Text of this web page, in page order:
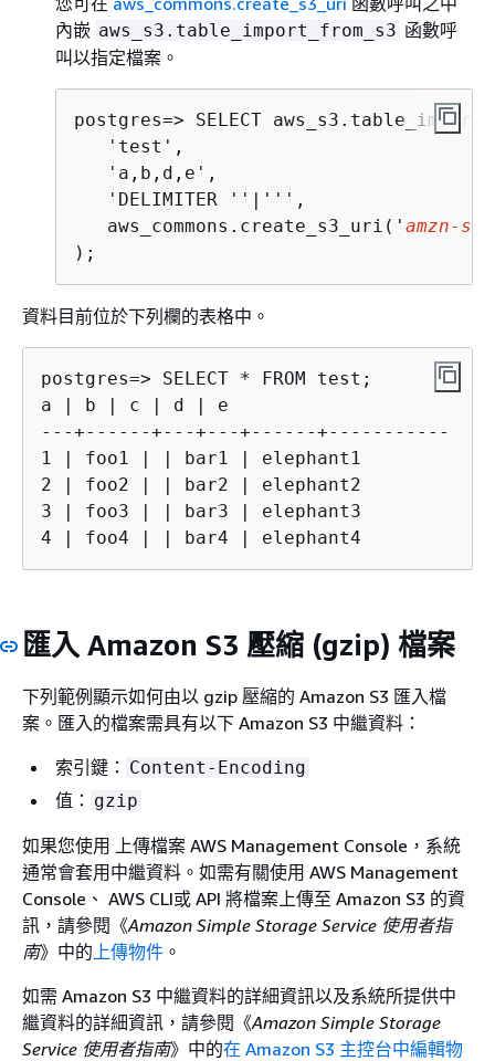
內嵌 aws_s3.table_import_from_s3 函數呼
叫以指定檔案。
postgres=> SELECT
   'test',
   'a,b,d,e',
   'DELIMITER ''|''',
   aws_commons.create_s3_uri('
amzn-
);
資料目前位於下列欄的表格中。
postgres=>
a | b | c | d | e
---+------+---+---+------+-----------
1 | foo1 | | bar1 | elephant1
2 | foo2 | | bar2 | elephant2
3 | foo3 | | bar3 | elephant3
4 | foo4 | | bar4 | elephant4
匯入 Amazon S3 壓縮 (gzip) 檔案
下列範例顯示如何由以 gzip 壓縮的 Amazon S3 匯入檔
案。匯入的檔案需具有以下 Amazon S3 中繼資料：
索引鍵： Content-Encoding
值： gzip
如果您使用 上傳檔案 AWS Management Console，系統
通常會套用中繼資料。如需有關使用 AWS Management
Console、 AWS CLI或 API 將檔案上傳至 Amazon S3 的資
訊，請參閱《Amazon Simple Storage Service 使用者指
南》中的上傳物件 。
如需 Amazon S3 中繼資料的詳細資訊以及系統所提供中
繼資料的詳細資訊，請參閱《Amazon Simple Storage
Service 使用者指南》中的在 Amazon S3 主控台中編輯物